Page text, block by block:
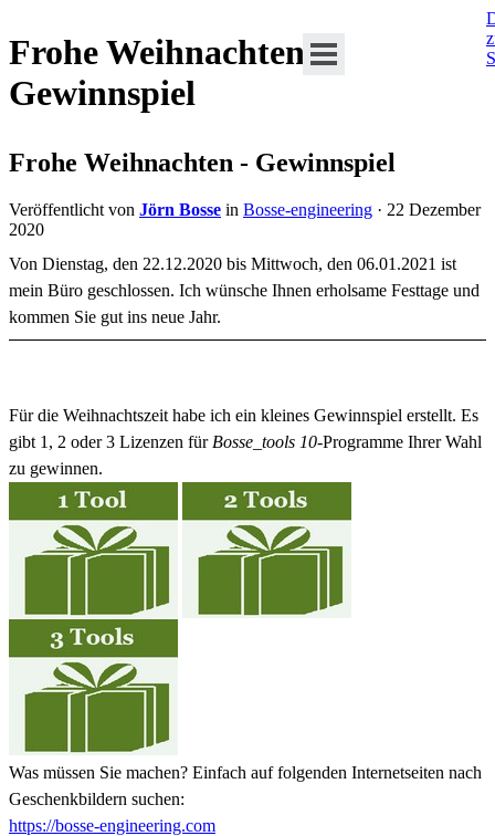
Frohe Weihnachten -
Gewinnspiel
Frohe Weihnachten - Gewinnspiel
Veröffentlicht von Jörn Bosse in Bosse-engineering · 22 Dezember
2020
Von Dienstag, den 22.12.2020 bis Mittwoch, den 06.01.2021 ist
mein Büro geschlossen. Ich wünsche Ihnen erholsame Festtage und
kommen Sie gut ins neue Jahr.
Für die Weihnachtszeit habe ich ein kleines Gewinnspiel erstellt. Es
gibt 1, 2 oder 3 Lizenzen für Bosse_tools 10-Programme Ihrer Wahl
zu gewinnen.
Was müssen Sie machen? Einfach auf folgenden Internetseiten nach
Geschenkbildern suchen:
https://bosse-engineering.com